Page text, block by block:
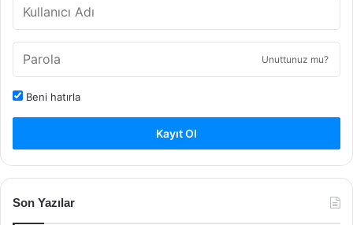
Unuttunuz mu?
Beni hatırla
Kayıt Ol
Son Yazılar